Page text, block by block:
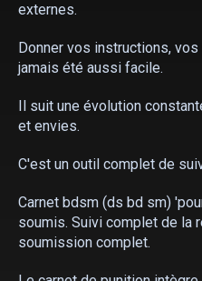
externes.
Donner vos instructions,
jamais été aussi facile.
Il suit une évolution
et envies.
C'est un outil complet de
Carnet bdsm (ds bd sm)
soumis. Suivi complet de la
soumission complet.